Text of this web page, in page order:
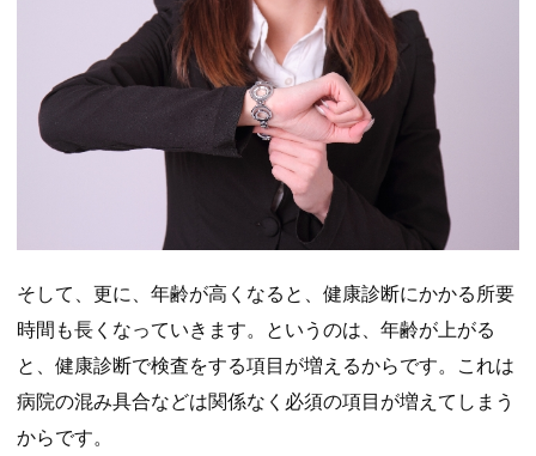
そして、更に、年齢が高くなると、健康診断にかかる所要
時間も長くなっていきます。というのは、年齢が上がる
と、健康診断で検査をする項目が増えるからです。これは
病院の混み具合などは関係なく必須の項目が増えてしまう
からです。